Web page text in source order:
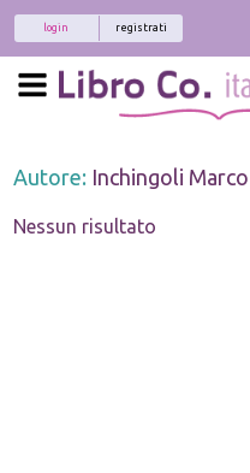
registrati
login
Autore: Inchingoli Marco
Nessun risultato